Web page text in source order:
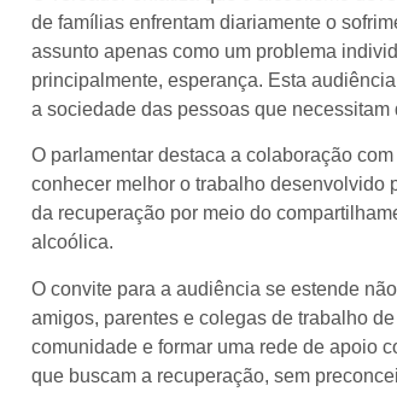
de famílias enfrentam diariamente o
assunto apenas como um problema
principalmente, esperança. Esta
a sociedade das pessoas que necessitam
O parlamentar destaca a colaboração
conhecer melhor o trabalho desenvolvido
da recuperação por meio do
alcoólica.
O convite para a audiência se estende
amigos, parentes e colegas de trabalho
comunidade e formar uma rede de apoio
que buscam a recuperação, sem